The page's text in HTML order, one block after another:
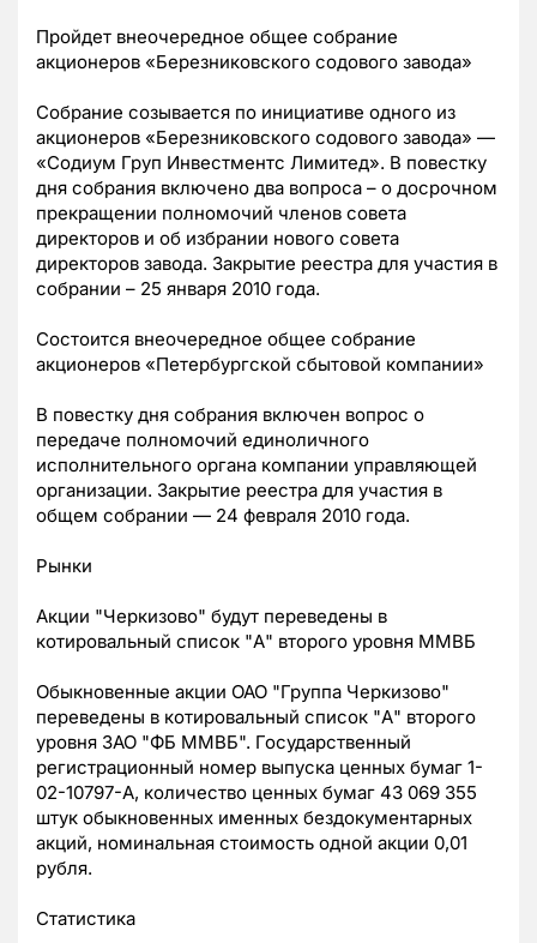
Пройдет внеочередное общее собрание
акционеров «Березниковского содового завода»
Собрание созывается по инициативе одного из
акционеров «Березниковского содового завода» —
«Содиум Груп Инвестментс Лимитед». В повестку
дня собрания включено два вопроса – о досрочном
прекращении полномочий членов совета
директоров и об избрании нового совета
директоров завода. Закрытие реестра для участия в
собрании – 25 января 2010 года.
Состоится внеочередное общее собрание
акционеров «Петербургской сбытовой компании»
В повестку дня собрания включен вопрос о
передаче полномочий единоличного
исполнительного органа компании управляющей
организации. Закрытие реестра для участия в
общем собрании — 24 февраля 2010 года.
Рынки
Акции "Черкизово" будут переведены в
котировальный список "А" второго уровня ММВБ
Обыкновенные акции ОАО "Группа Черкизово"
переведены в котировальный список "А" второго
уровня ЗАО "ФБ ММВБ". Государственный
регистрационный номер выпуска ценных бумаг 1-
02-10797-А, количество ценных бумаг 43 069 355
штук обыкновенных именных бездокументарных
акций, номинальная стоимость одной акции 0,01
рубля.
Статистика